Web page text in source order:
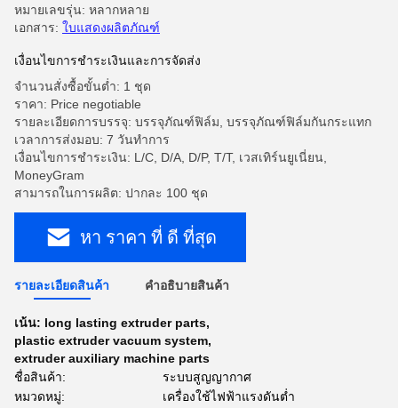
หมายเลขรุ่น: หลากหลาย
เอกสาร: ใบแสดงผลิตภัณฑ์
เงื่อนไขการชําระเงินและการจัดส่ง
จำนวนสั่งซื้อขั้นต่ำ: 1 ชุด
ราคา: Price negotiable
รายละเอียดการบรรจุ: บรรจุภัณฑ์ฟิล์ม, บรรจุภัณฑ์ฟิล์มกันกระแทก
เวลาการส่งมอบ: 7 วันทำการ
เงื่อนไขการชำระเงิน: L/C, D/A, D/P, T/T, เวสเทิร์นยูเนี่ยน,
MoneyGram
สามารถในการผลิต: ปากละ 100 ชุด
หา ราคา ที่ ดี ที่สุด
รายละเอียดสินค้า คําอธิบายสินค้า
เน้น: long lasting extruder parts,
plastic extruder vacuum system,
extruder auxiliary machine parts
ชื่อสินค้า:
ระบบสูญญากาศ
หมวดหมู่:
เครื่องใช้ไฟฟ้าแรงดันต่ำ